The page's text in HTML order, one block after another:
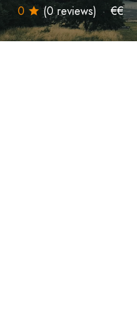
0 (0 reviews) €€